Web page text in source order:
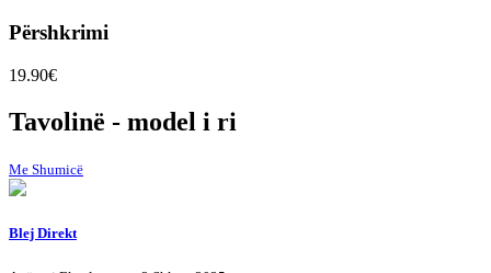
Përshkrimi
19.90€
Tavolinë - model i ri
Me Shumicë
Blej Direkt